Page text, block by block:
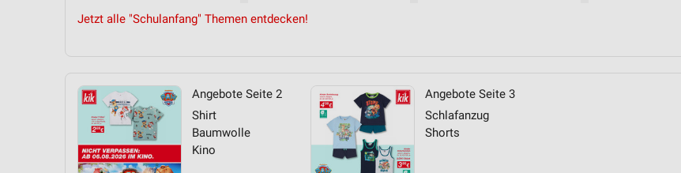
Jetzt alle "Schulanfang" Themen entdecken!
Angebote Seite 2
Shirt
Baumwolle
Kino
Angebote Seite 3
Schlafanzug
Shorts